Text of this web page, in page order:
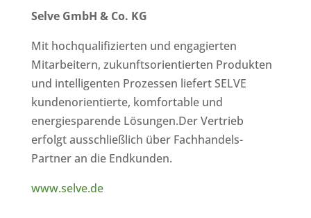
Selve GmbH & Co. KG
Mit hochqualifizierten und engagierten
Mitarbeitern, zukunftsorientierten Produkten
und intelligenten Prozessen liefert SELVE
kundenorientierte, komfortable und
energiesparende Lösungen.Der Vertrieb
erfolgt ausschließlich über Fachhandels-
Partner an die Endkunden.
www.selve.de